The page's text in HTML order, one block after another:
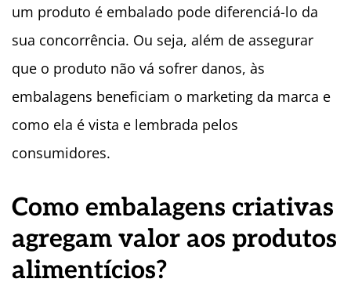
um produto é embalado pode diferenciá-lo da
sua concorrência. Ou seja, além de assegurar
que o produto não vá sofrer danos, às
embalagens beneficiam o marketing da marca e
como ela é vista e lembrada pelos
consumidores.
Como embalagens criativas
agregam valor aos produtos
alimentícios?